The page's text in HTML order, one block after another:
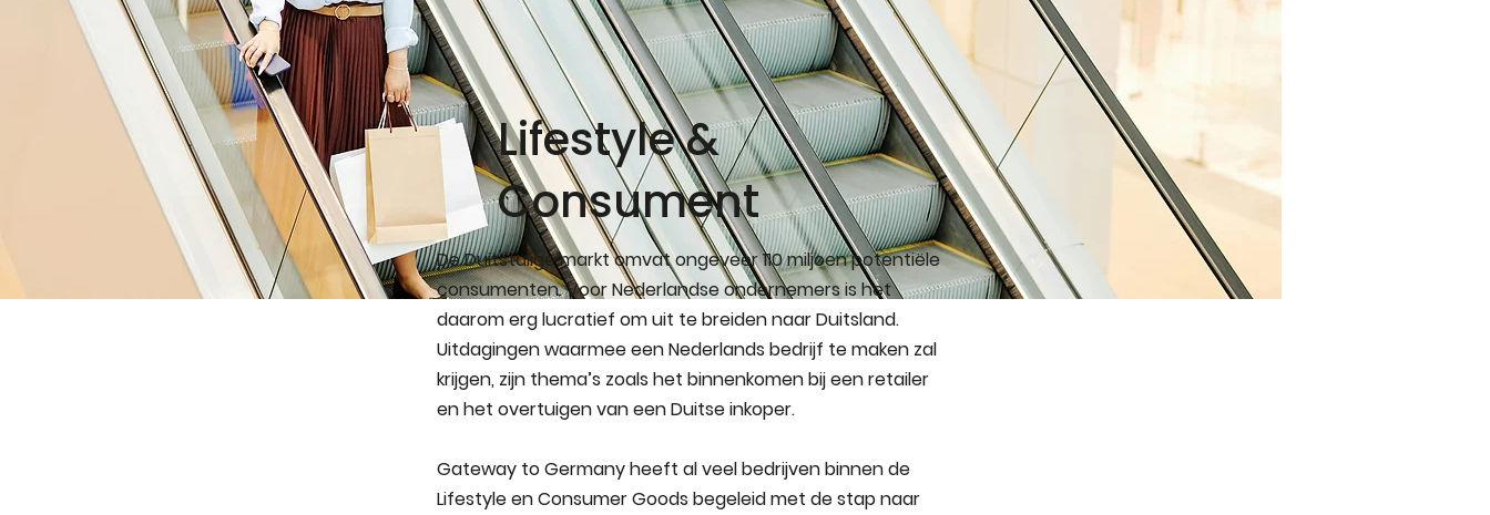
Lifestyle &
Consument
De Duitstalige markt omvat ongeveer 110 miljoen potentiële
consumenten. Voor Nederlandse ondernemers is het
daarom erg lucratief om uit te breiden naar Duitsland.
Uitdagingen waarmee een Nederlands bedrijf te maken zal
krijgen, zijn thema’s zoals het binnenkomen bij een retailer
en het overtuigen van een Duitse inkoper.
Gateway to Germany heeft al veel bedrijven binnen de
Lifestyle en Consumer Goods begeleid met de stap naar